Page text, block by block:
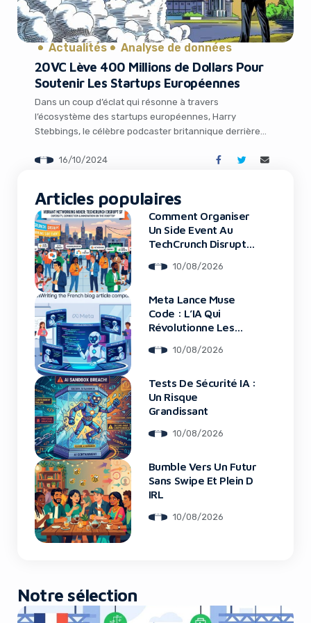
Actualités Analyse de données
20VC Lève 400 Millions de Dollars Pour
Soutenir Les Startups Européennes
Dans un coup d’éclat qui résonne à travers
l’écosystème des startups européennes, Harry
Stebbings, le célèbre podcaster britannique derrière
de 400 millions de dollars pour son troisième fonds
Europe, qui […]
16/10/2024
Articles populaires
Comment Organiser
Un Side Event Au
TechCrunch Disrupt
10/08/2026
Meta Lance Muse
Code : L’IA Qui
Révolutionne Les
Code10/08/2026
Tests De Sécurité IA :
Un Risque
Grandissant
10/08/2026
Bumble Vers Un Futur
Sans Swipe Et Plein D
IRL
10/08/2026
Notre sélection